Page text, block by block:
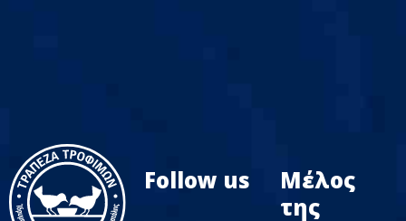
Follow us
Μέλος
της